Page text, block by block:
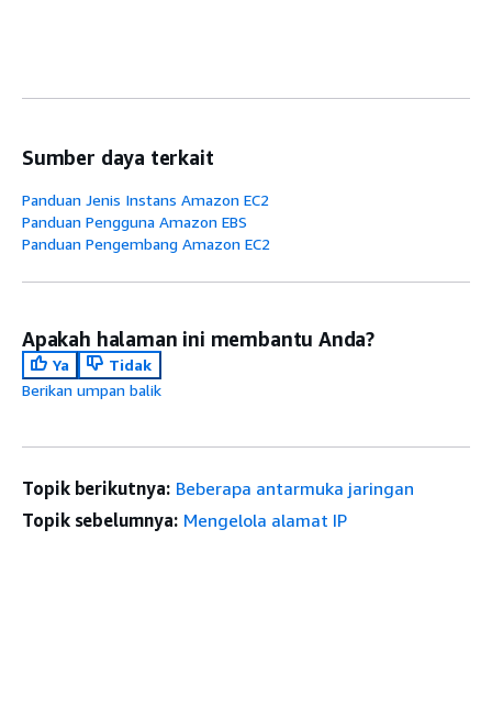
Sumber daya terkait
Panduan Jenis Instans Amazon EC2
Panduan Pengguna Amazon EBS
Panduan Pengembang Amazon EC2
Apakah halaman ini membantu Anda?
Ya
Tidak
Berikan umpan balik
Topik berikutnya: Beberapa antarmuka jaringan
Topik sebelumnya: Mengelola alamat IP